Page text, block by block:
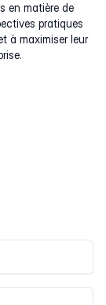
en matière de
pratiques
à maximiser leur